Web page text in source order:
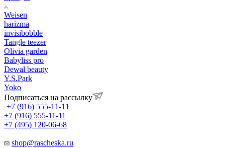
Weisen
harizma
invisibobble
Tangle teezer
Olivia garden
Babyliss pro
Dewal beauty
Y.S.Park
Yoko
Подписаться на рассылку
+7 (916) 555-11-11
+7 (916) 555-11-11
+7 (495) 120-06-68
shop@rascheska.ru